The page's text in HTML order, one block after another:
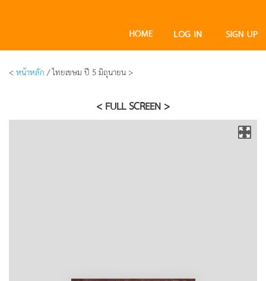
<หน้าหลัก / ไทยเขษม ปี 5 มิถุนายน >
< FULL SCREEN >